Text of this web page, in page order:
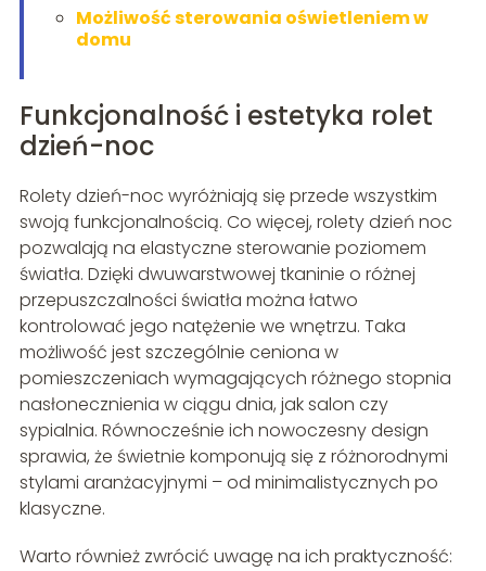
Możliwość sterowania oświetleniem w
domu
Funkcjonalność i estetyka rolet
dzień-noc
Rolety dzień-noc wyróżniają się przede wszystkim
swoją funkcjonalnością. Co więcej, rolety dzień noc
pozwalają na elastyczne sterowanie poziomem
światła. Dzięki dwuwarstwowej tkaninie o różnej
przepuszczalności światła można łatwo
kontrolować jego natężenie we wnętrzu. Taka
możliwość jest szczególnie ceniona w
pomieszczeniach wymagających różnego stopnia
nasłonecznienia w ciągu dnia, jak salon czy
sypialnia. Równocześnie ich nowoczesny design
sprawia, że świetnie komponują się z różnorodnymi
stylami aranżacyjnymi – od minimalistycznych po
klasyczne.
Warto również zwrócić uwagę na ich praktyczność: